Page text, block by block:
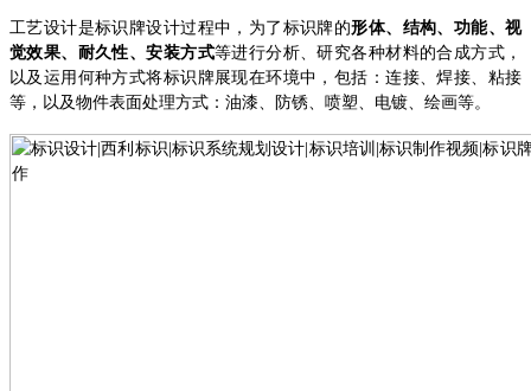
工艺设计是标识牌设计过程中，为了标识牌的形体、结构、功能、视
觉效果、耐久性、安装方式等进行分析、研究各种材料的合成方式，
以及运用何种方式将标识牌展现在环境中，包括：连接、焊接、粘接
等，以及物件表面处理方式：油漆、防锈、喷塑、电镀、绘画等。